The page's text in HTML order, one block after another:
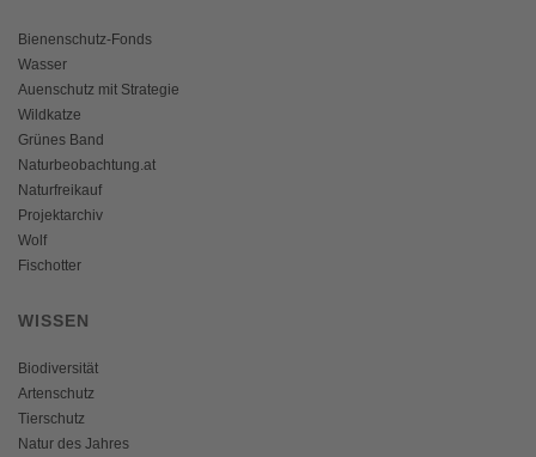
Bienenschutz-Fonds
Wasser
Auenschutz mit Strategie
Wildkatze
Grünes Band
Naturbeobachtung.at
Naturfreikauf
Projektarchiv
Wolf
Fischotter
WISSEN
Biodiversität
Artenschutz
Tierschutz
Natur des Jahres